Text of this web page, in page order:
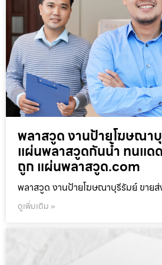
พลาสวูด งานป้ายโฆษณา
แผ่นพลาสวูดกันน้ำ ทนแด
ถูก แผ่นพลาสวูด.com
พลาสวูด งานป้ายโฆษณาบุรีรัมย์ ขาย
ดูเพิ่มเติม »